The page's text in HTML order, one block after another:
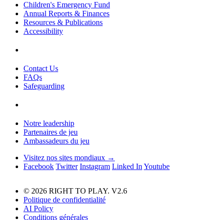
Children's Emergency Fund
Annual Reports & Finances
Resources & Publications
Accessibility
Contact Us
FAQs
Safeguarding
Notre leadership
Partenaires de jeu
Ambassadeurs du jeu
Visitez nos sites mondiaux →
Facebook Twitter Instagram Linked In Youtube
© 2026 RIGHT TO PLAY. V2.6
Politique de confidentialité
AI Policy
Conditions générales